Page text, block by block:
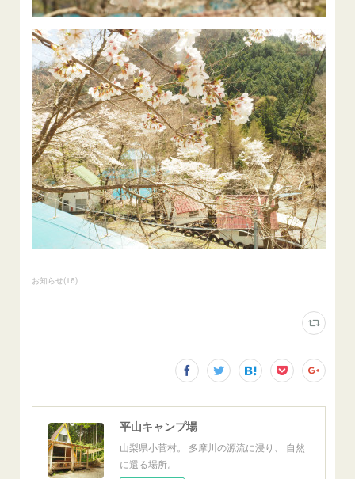
お知らせ(16)
平山キャンプ場
山梨県小菅村。 多摩川の源流に浸り、 自然
に還る場所。